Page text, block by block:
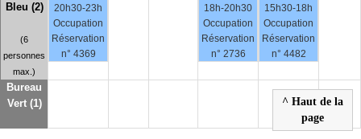
Bleu (2)
(6
personnes
max.)
20h30-23h
Occupation
Réservation
n° 4369
18h-20h30
Occupation
Réservation
n° 2736
15h30-18h
Occupation
Réservation
n° 4482
Bureau
Vert (1)
^ Haut de la
page